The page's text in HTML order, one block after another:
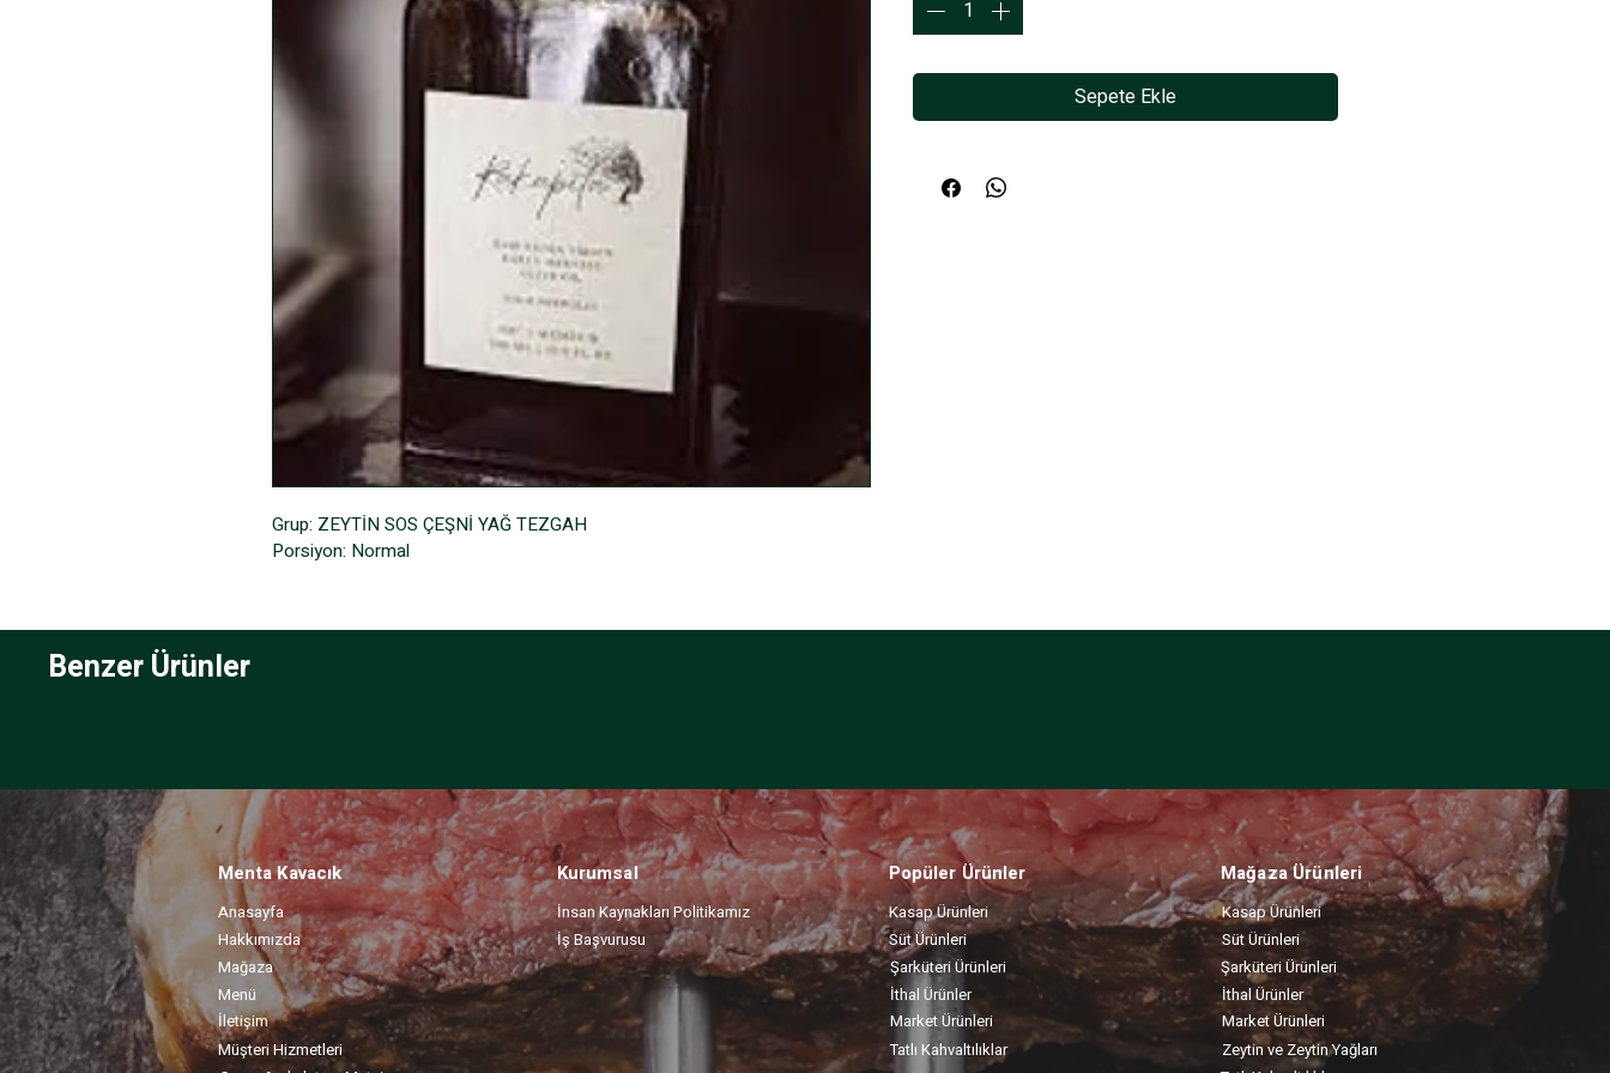
Grup: ZEYTİN SOS ÇEŞNİ YAĞ TEZGAH
Porsiyon: Normal
Sepete Ekle
Benzer Ürünler
Menta Kavacık
Anasayfa
Hakkımızda
Kurumsal
İnsan Kaynakları Politikamız
İş Başvurusu
Mağaza
Menü
İletişim
Müşteri Hizmetleri
Popüler Ürünler
Kasap Ürünleri
Süt Ürünleri
Şarküteri Ürünleri
İthal Ürünler
Market Ürünleri
Tatlı Kahvaltılıklar
Mağaza Ürünleri
Kasap Ürünleri
Süt Ürünleri
Şarküteri Ürünleri
İthal Ürünler
Market Ürünleri
Zeytin ve Zeytin Yağları